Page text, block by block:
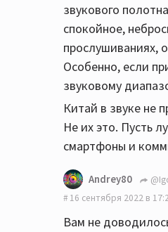
звукового
спокойное,
прослушиваниях,
Особенно, если
звуковому
Китай в звуке не
Не их это. Пусть
смартфоны и
Andrey80
16 сентября 2022 в
Вам не